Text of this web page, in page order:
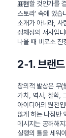
표현할 것인가를
스토리’ 속에 있
소개가 아니라, 사
정체성의 서사입
나올 때 비로소 진
2-1. 브랜
창의적 발상은 무(
가치, 역사, 철학,
아이디어의 원천
않게 하는 나침반
메시지는 공허해
실행의 틀을 세워